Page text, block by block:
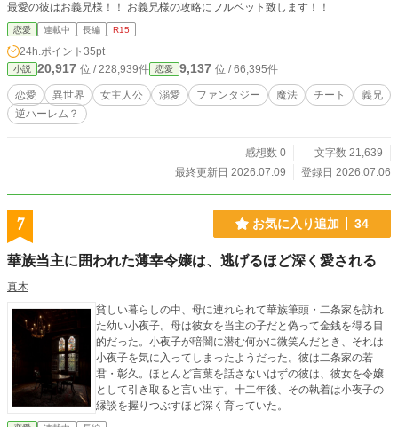
最愛の彼はお義兄様！！ お義兄様の攻略にフルベット致します！！
恋愛 連載中 長編 R15
24h.ポイント 35pt
小説 20,917 位 / 228,939件 恋愛 9,137 位 / 66,395件
恋愛 異世界 女主人公 溺愛 ファンタジー 魔法 チート
義兄
逆ハーレム？
感想数 0
文字数 21,639
最終更新日 2026.07.09
登録日 2026.07.06
7 お気に入り追加 34
華族当主に囲われた薄幸令嬢は、逃げるほど深く愛される
真木
貧しい暮らしの中、母に連れられて華族筆頭・二条家を訪れ
た幼い小夜子。母は彼女を当主の子だと偽って金銭を得る目
的だった。小夜子が暗闇に潜む何かに微笑んだとき、それは
小夜子を気に入ってしまったようだった。彼は二条家の若
君・彰久。ほとんど言葉を話さないはずの彼は、彼女を令嬢
として引き取ると言い出す。十二年後、その執着は小夜子の
縁談を握りつぶすほど深く育っていた。